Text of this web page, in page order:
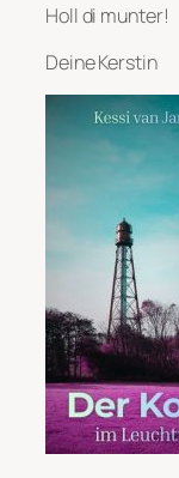
Holl di munter!
Deine Kerstin